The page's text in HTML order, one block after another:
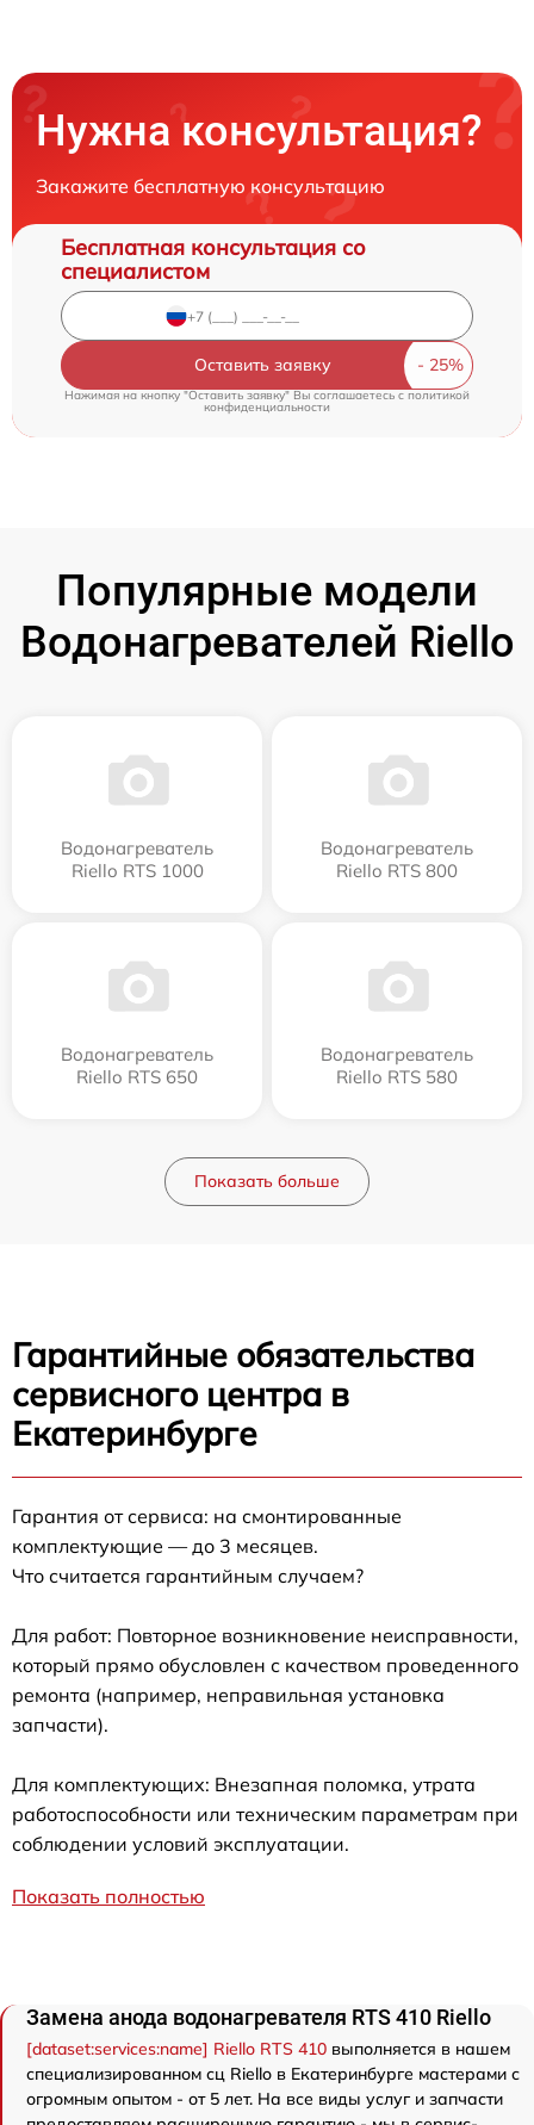
Нужна консультация?
Закажите бесплатную консультацию
Бесплатная консультация со
специалистом
Оставить заявку
Нажимая на кнопку "Оставить заявку" Вы соглашаетесь c политикой
конфиденциальности
Популярные модели
Водонагревателей Riello
Водонагреватель
Riello RTS 1000
Водонагреватель
Riello RTS 800
Водонагреватель
Riello RTS 650
Водонагреватель
Riello RTS 580
Показать больше
Гарантийные обязательства
сервисного центра в
Екатеринбурге
Гарантия от сервиса: на смонтированные
комплектующие — до 3 месяцев.
Что считается гарантийным случаем?
Для работ: Повторное возникновение неисправности,
который прямо обусловлен с качеством проведенного
ремонта (например, неправильная установка
запчасти).
Для комплектующих: Внезапная поломка, утрата
работоспособности или техническим параметрам при
соблюдении условий эксплуатации.
Показать полностью
Замена анода водонагревателя RTS 410 Riello
[dataset:services:name] Riello RTS 410 выполняется в нашем
специализированном сц Riello в Екатеринбурге мастерами с
огромным опытом - от 5 лет. На все виды услуг и запчасти